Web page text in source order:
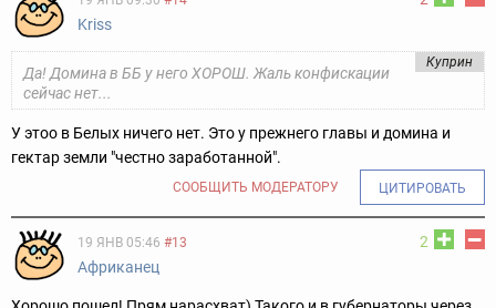
Kriss
Куприн
Да! Домина в ББ у него ХОРОШ. Жаль конфискации
сейчас нет...
У этоо в Белых ничего нет. Это у прежнего главы и домина и
гектар земли "честно заработанной".
СООБЩИТЬ МОДЕРАТОРУ ЦИТИРОВАТЬ
2
19 ЯНВ 05:46 #13
Африканец